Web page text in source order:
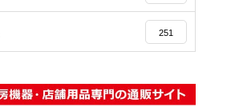
251